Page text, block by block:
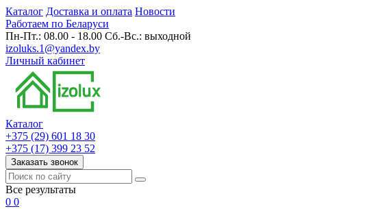
Каталог Доставка и оплата Новости
Работаем по Беларуси
Пн-Пт.: 08.00 - 18.00 Сб.-Вс.: выходной
izoluks.1@yandex.by
Личный кабинет
Каталог
+375 (29) 601 18 30
+375 (17) 399 23 52
Заказать звонок
Все результаты
0 0